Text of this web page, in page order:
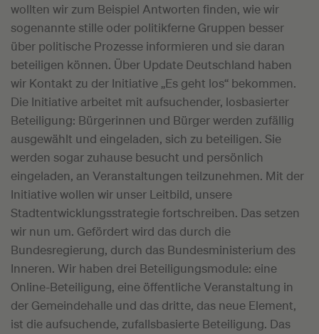
wollten wir zum Beispiel Antworten finden, wie wir
sogenannte stille oder politikferne Gruppen besser
über politische Prozesse informieren und sie daran
beteiligen können. Über Update Deutschland haben
wir Kontakt zu der Initiative „Es geht los“ bekommen.
Die Initiative arbeitet mit aufsuchender, losbasierter
Beteiligung: Bürgerinnen und Bürger werden zufällig
ausgewählt und eingeladen, sich zu beteiligen. Sie
werden sogar zuhause besucht und persönlich
eingeladen, an Veranstaltungen teilzunehmen. Mit der
Initiative wollen wir unser Leitbild, unsere
Stadtentwicklungsstrategie fortschreiben. Das setzen
wir nun um. Gefördert wird das durch die
Bundesregierung, durch das Bundesministerium des
Inneren. Wir haben drei Beteiligungsmodule: eine
Online-Beteiligung, eine öffentliche Veranstaltung in
der Gemeindehalle und das dritte, das neue Element,
ist die aufsuchende, zufallsbasierte Beteiligung. Das